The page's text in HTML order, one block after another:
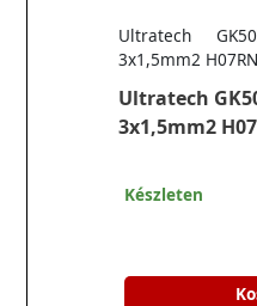
Ultratech
3x1,5mm2
Ultratech
3x1,5mm2
Készleten